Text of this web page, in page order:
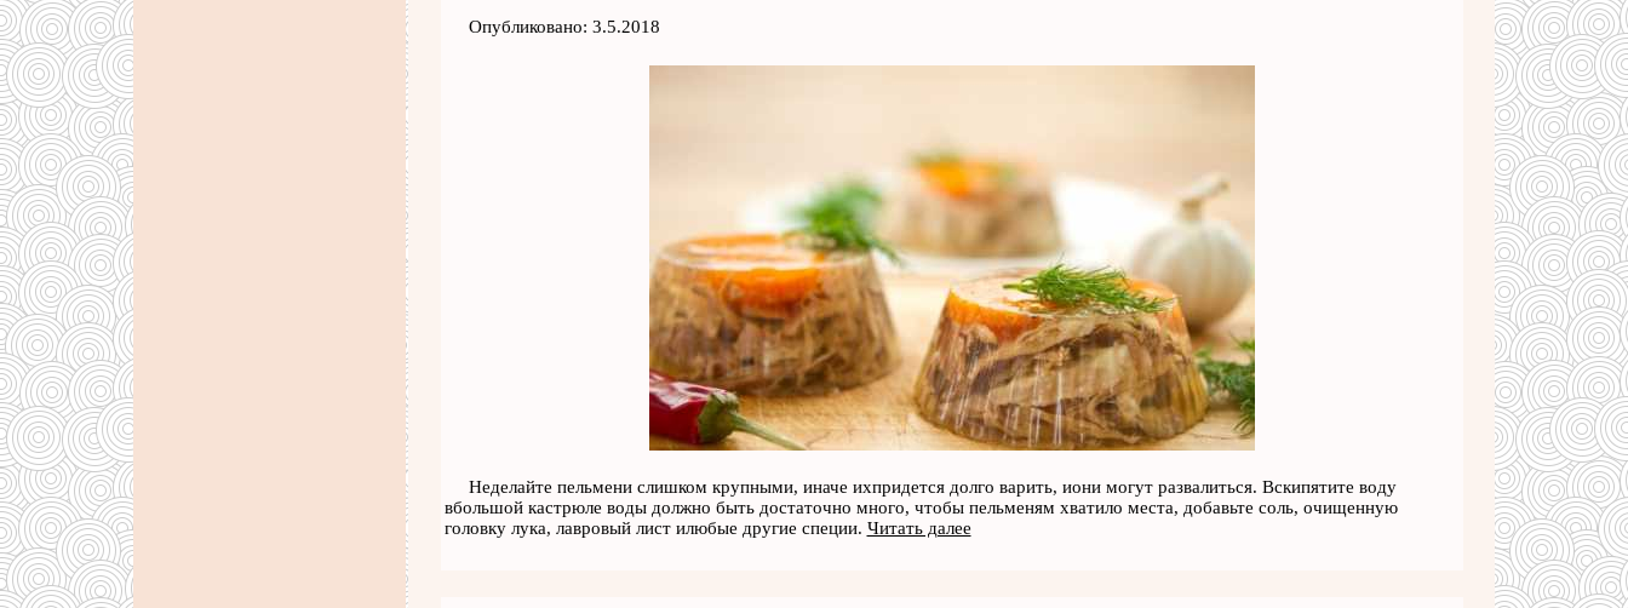
Опубликовано: 3.5.2018
Неделайте пельмени слишком крупными, иначе ихпридется долго варить, иони могут развалиться. Вскипятите воду
вбольшой кастрюле воды должно быть достаточно много, чтобы пельменям хватило места, добавьте соль, очищенную
головку лука, лавровый лист илюбые другие специи. Читать далее